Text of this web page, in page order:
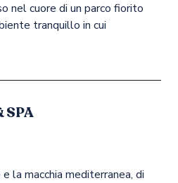
nel cuore di un parco fiorito
tranquillo in cui
SPA
la macchia mediterranea, di